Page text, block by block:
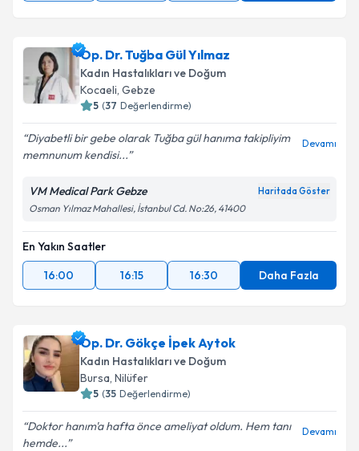
Op. Dr. Tuğba Gül Yılmaz
Kadın Hastalıkları ve Doğum
Kocaeli, Gebze
5 (37 Değerlendirme)
Diyabetli bir gebe olarak Tuğba gül hanıma takipliyim
memnunum kendisi...
Devamı
VM Medical Park Gebze Haritada Göster
Osman Yılmaz Mahallesi, İstanbul Cd. No:26, 41400
En Yakın Saatler
16:00
16:15 16:30 Daha Fazla
Op. Dr. Gökçe İpek Aytok
Kadın Hastalıkları ve Doğum
Bursa, Nilüfer
5 (35 Değerlendirme)
Doktor hanım'a hafta önce ameliyat oldum. Hem tanı
hemde...
Devamı